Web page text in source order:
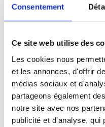
Consentement
Ce site web utilise des
Les cookies nous
et les annonces, d'offrir
médias sociaux et
partageons également
notre site avec nos
publicité et d'analyse, qui
Concert « Rêve de
Clairobscur-Lyrique
chant-piano « Rêve de
soliste lyrique mezzo-
pianiste, Mathilde
pièces vocales...